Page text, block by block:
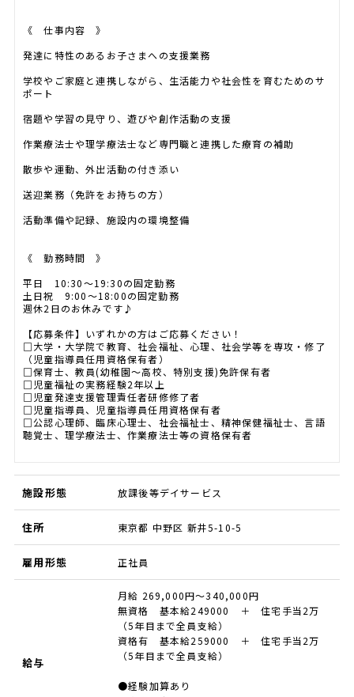
《 仕事内容 》
発達に特性のあるお子さまへの支援業務
学校やご家庭と連携しながら、生活能力や社会性を育むためのサ
ポート
宿題や学習の見守り、遊びや創作活動の支援
作業療法士や理学療法士など専門職と連携した療育の補助
散歩や運動、外出活動の付き添い
送迎業務（免許をお持ちの方）
活動準備や記録、施設内の環境整備
《 勤務時間 》
平日 10:30～19:30の固定勤務
土日祝 9:00～18:00の固定勤務
週休2日のお休みです♪
【応募条件】いずれかの方はご応募ください！
□大学・大学院で教育、社会福祉、心理、社会学等を専攻・修了
（児童指導員任用資格保有者）
□保育士、教員(幼稚園～高校、特別支援)免許保有者
□児童福祉の実務経験2年以上
□児童発達支援管理責任者研修修了者
□児童指導員、児童指導員任用資格保有者
□公認心理師、臨床心理士、社会福祉士、精神保健福祉士、言語
聴覚士、理学療法士、作業療法士等の資格保有者
施設形態 放課後等デイサービス
住所 東京都 中野区 新井5-10-5
雇用形態 正社員
給与
月給 269,000円～340,000円
無資格 基本給249000 ＋ 住宅手当2万
（5年目まで全員支給）
資格有 基本給259000 ＋ 住宅手当2万
（5年目まで全員支給）
●経験加算あり